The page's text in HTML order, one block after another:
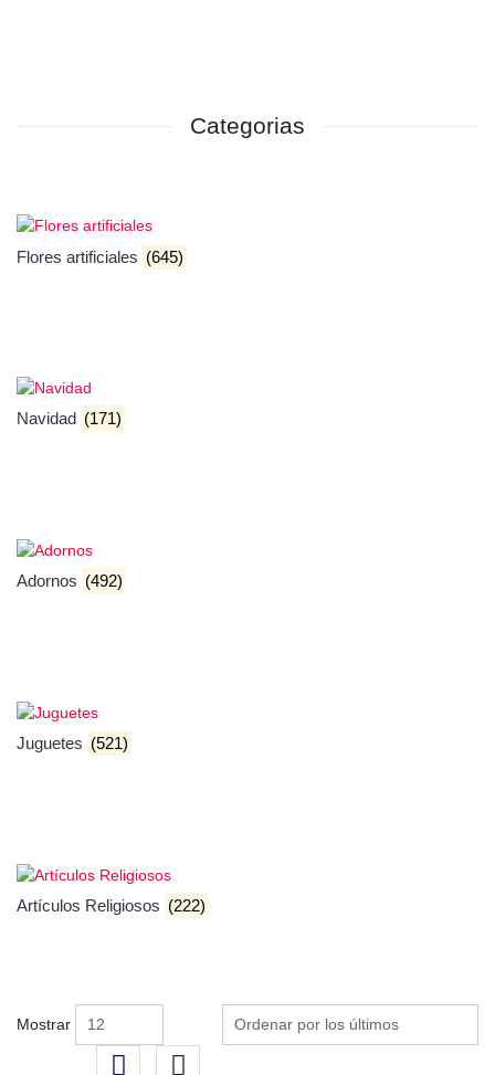
Categorias
Flores artificiales (645)
Navidad (171)
Adornos (492)
Juguetes (521)
Artículos Religiosos (222)
Mostrar